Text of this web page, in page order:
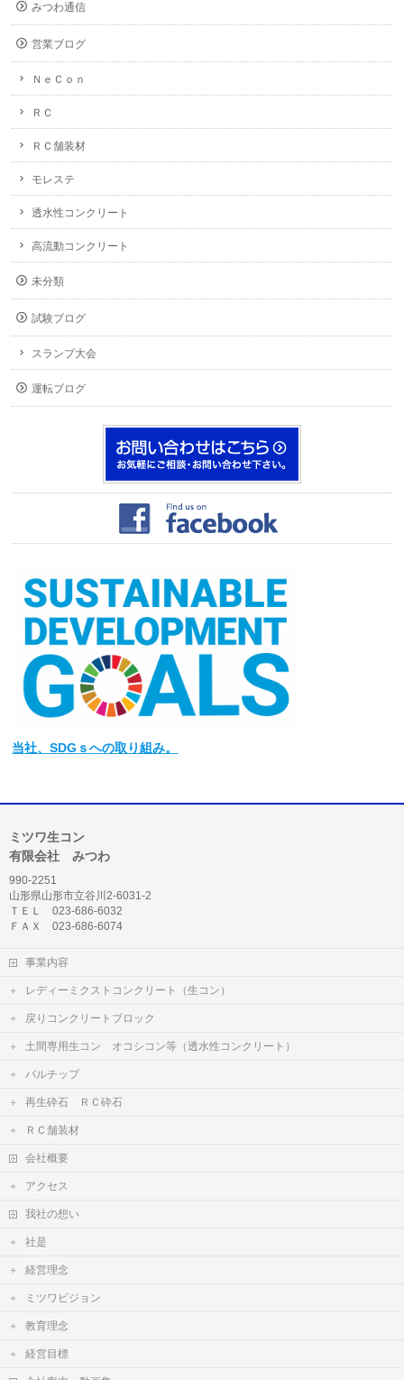
みつわ通信
営業ブログ
ＮｅＣｏｎ
ＲＣ
ＲＣ舗装材
モレステ
透水性コンクリート
高流動コンクリート
未分類
試験ブログ
スランプ大会
運転ブログ
当社、SDGｓへの取り組み。
ミツワ生コン
有限会社 みつわ
990-2251
山形県山形市立谷川2-6031-2
ＴＥＬ 023-686-6032
ＦＡＸ 023-686-6074
事業内容
レディーミクストコンクリート（生コン）
戻りコンクリートブロック
土間専用生コン オコシコン等（透水性コンクリート）
バルチップ
再生砕石 ＲＣ砕石
ＲＣ舗装材
会社概要
アクセス
我社の想い
社是
経営理念
ミツワビジョン
教育理念
経営目標